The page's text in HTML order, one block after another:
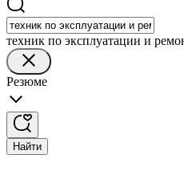
техник по эксплуатации и
Резюме
Найти